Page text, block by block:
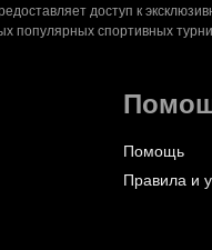
доступ к
популярных спортивных
Помощь
Правила и